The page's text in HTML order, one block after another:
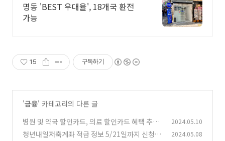
명동 'BEST 우대율', 18개국 환전
가능
15 구독하기
'금융' 카테고리의 다른 글
병원 및 약국 할인카드, 의료 할인카드 혜택 추천
정리
(5)
2024.05.10
청년내일저축계좌 적금 정보 5/21일까지 신청
(1
2024.05.08